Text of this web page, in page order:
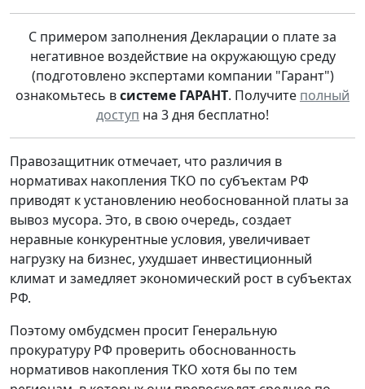
С примером заполнения Декларации о плате за
негативное воздействие на окружающую среду
(подготовлено экспертами компании "Гарант")
ознакомьтесь всистеме ГАРАНТ. Получите полный
доступ на 3 дня бесплатно!
Правозащитник отмечает, что различия в
нормативах накопления ТКО по субъектам РФ
приводят к установлению необоснованной платы за
вывоз мусора. Это, в свою очередь, создает
неравные конкурентные условия, увеличивает
нагрузку на бизнес, ухудшает инвестиционный
климат и замедляет экономический рост в субъектах
РФ.
Поэтому омбудсмен просит Генеральную
прокуратуру РФ проверить обоснованность
нормативов накопления ТКО хотя бы по тем